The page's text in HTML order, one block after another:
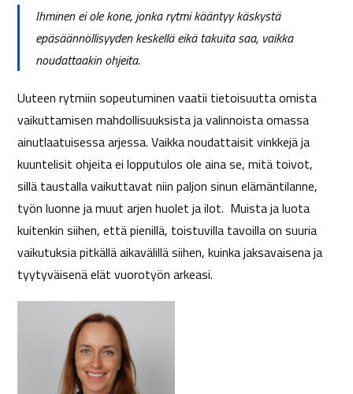
Ihminen ei ole kone, jonka rytmi kääntyy käskystä
epäsäännöllisyyden keskellä eikä takuita saa, vaikka
noudattaakin ohjeita.
Uuteen rytmiin sopeutuminen vaatii tietoisuutta omista
vaikuttamisen mahdollisuuksista ja valinnoista omassa
ainutlaatuisessa arjessa. Vaikka noudattaisit vinkkejä ja
kuuntelisit ohjeita ei lopputulos ole aina se, mitä toivot,
sillä taustalla vaikuttavat niin paljon sinun elämäntilanne,
työn luonne ja muut arjen huolet ja ilot. Muista ja luota
kuitenkin siihen, että pienillä, toistuvilla tavoilla on suuria
vaikutuksia pitkällä aikavälillä siihen, kuinka jaksavaisena ja
tyytyväisenä elät vuorotyön arkeasi.